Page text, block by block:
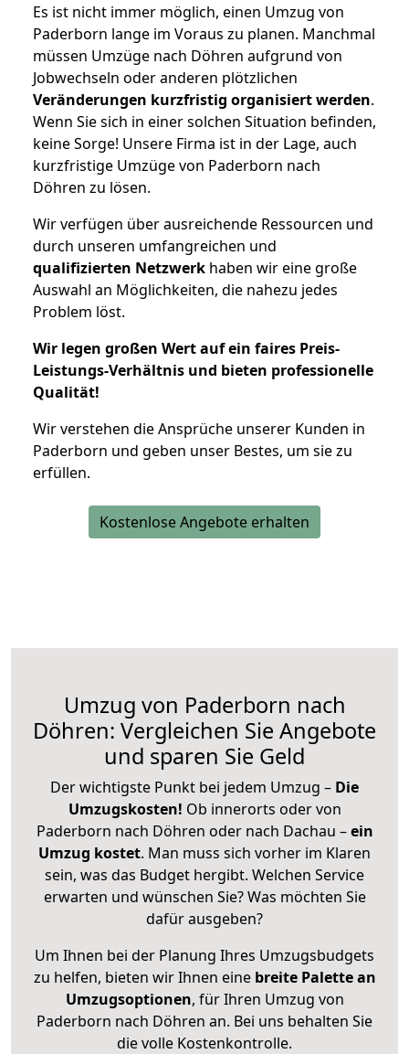
Es ist nicht immer möglich, einen Umzug von
Paderborn lange im Voraus zu planen. Manchmal
müssen Umzüge nach Döhren aufgrund von
Jobwechseln oder anderen plötzlichen
Veränderungen kurzfristig organisiert werden.
Wenn Sie sich in einer solchen Situation befinden,
keine Sorge! Unsere Firma ist in der Lage, auch
kurzfristige Umzüge von Paderborn nach
Döhren zu lösen.
Wir verfügen über ausreichende Ressourcen und
durch unseren umfangreichen und
qualifizierten Netzwerk haben wir eine große
Auswahl an Möglichkeiten, die nahezu jedes
Problem löst.
Wir legen großen Wert auf ein faires Preis-
Leistungs-Verhältnis und bieten professionelle
Qualität!
Wir verstehen die Ansprüche unserer Kunden in
Paderborn und geben unser Bestes, um sie zu
erfüllen.
Kostenlose Angebote erhalten
Umzug von Paderborn nach
Döhren: Vergleichen Sie Angebote
und sparen Sie Geld
Der wichtigste Punkt bei jedem Umzug – Die
Umzugskosten! Ob innerorts oder von
Paderborn nach Döhren oder nach Dachau –ein
Umzug kostet. Man muss sich vorher im Klaren
sein, was das Budget hergibt. Welchen Service
erwarten und wünschen Sie? Was möchten Sie
dafür ausgeben?
Um Ihnen bei der Planung Ihres Umzugsbudgets
zu helfen, bieten wir Ihnen eine breite Palette an
Umzugsoptionen, für Ihren Umzug von
Paderborn nach Döhren an. Bei uns behalten Sie
die volle Kostenkontrolle.